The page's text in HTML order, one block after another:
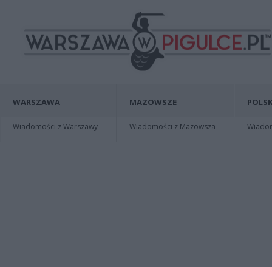
WARSZAWA
Wiadomości z Warszawy
MAZOWSZE
Wiadomości z Mazowsza